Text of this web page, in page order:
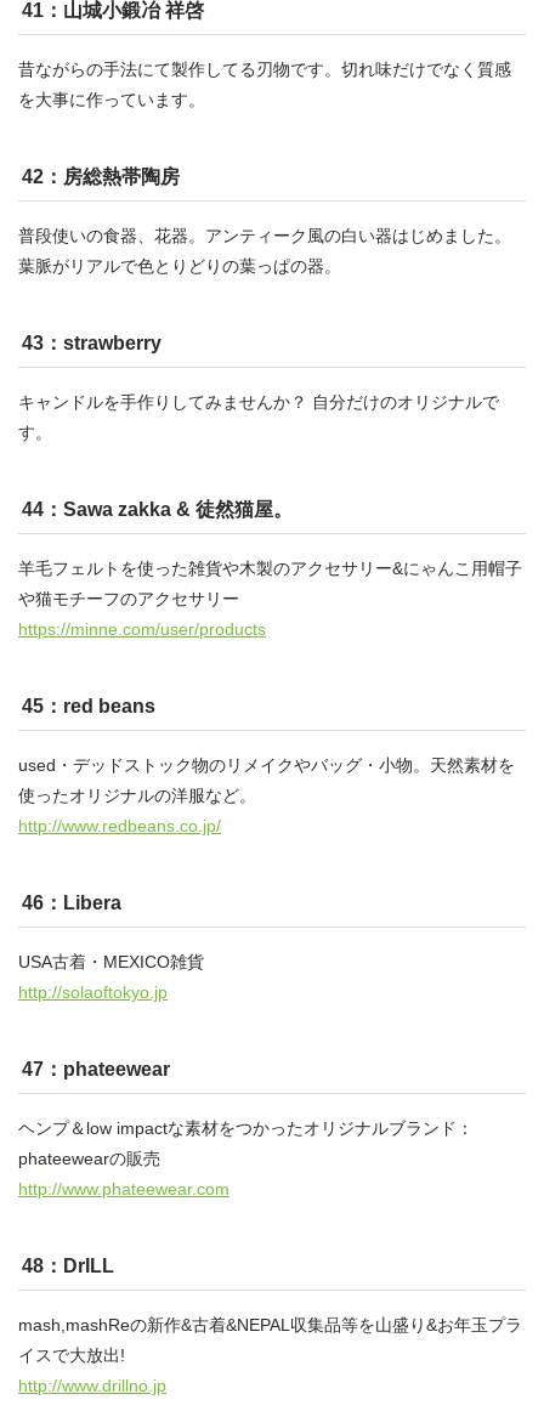
41：山城小鍛冶 祥啓
昔ながらの手法にて製作してる刃物です。切れ味だけでなく質感
を大事に作っています。
42：房総熱帯陶房
普段使いの食器、花器。アンティーク風の白い器はじめました。
葉脈がリアルで色とりどりの葉っぱの器。
43：strawberry
キャンドルを手作りしてみませんか？ 自分だけのオリジナルで
す。
44：Sawa zakka & 徒然猫屋。
羊毛フェルトを使った雑貨や木製のアクセサリー&にゃんこ用帽子
や猫モチーフのアクセサリー
https://minne.com/user/products
45：red beans
used・デッドストック物のリメイクやバッグ・小物。天然素材を
使ったオリジナルの洋服など。
http://www.redbeans.co.jp/
46：Libera
USA古着・MEXICO雑貨
http://solaoftokyo.jp
47：phateewear
ヘンプ＆low impactな素材をつかったオリジナルブランド：
phateewearの販売
http://www.phateewear.com
48：DrILL
mash,mashReの新作&古着&NEPAL収集品等を山盛り&お年玉プラ
イスで大放出!
http://www.drillno.jp